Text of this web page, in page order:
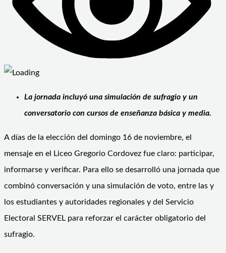
La jornada incluyó una simulación de sufragio y un
conversatorio con cursos de enseñanza básica y media.
A días de la elección del domingo 16 de noviembre, el
mensaje en el Liceo Gregorio Cordovez fue claro: participar,
informarse y verificar. Para ello se desarrolló una jornada que
combinó conversación y una simulación de voto, entre las y
los estudiantes y autoridades regionales y del Servicio
Electoral SERVEL para reforzar el carácter obligatorio del
sufragio.